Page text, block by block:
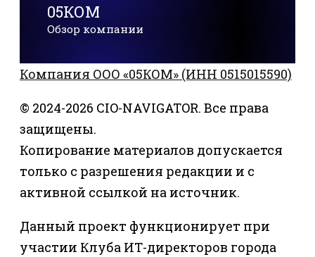
05КОМ
Обзор компании
Компания ООО «05КОМ» (ИНН 0515015590)
© 2024-2026 CIO-NAVIGATOR. Все права
защищены.
Копирование материалов допускается
только с разрешения редакции и с
активной ссылкой на источник.
Данный проект функционирует при
участии Клуба ИТ-директоров города